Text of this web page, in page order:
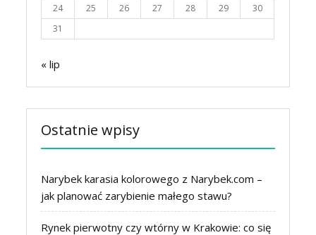
24
25 26 27 28 29
30
31
« lip
Ostatnie wpisy
Narybek karasia kolorowego z Narybek.com –
jak planować zarybienie małego stawu?
Rynek pierwotny czy wtórny w Krakowie: co się